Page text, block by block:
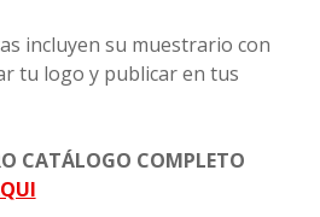
incluyen su muestrario con
tu logo y publicar en tus
CATÁLOGO COMPLETO